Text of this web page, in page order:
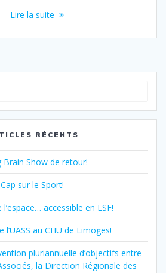
Lire la suite
:
RÉCENTS
Brain Show de retour!
Cap sur le Sport!
l’espace… accessible en LSF!
l’UASS au CHU de Limoges!
pluriannuelle d’objectifs entre
la Direction Régionale des